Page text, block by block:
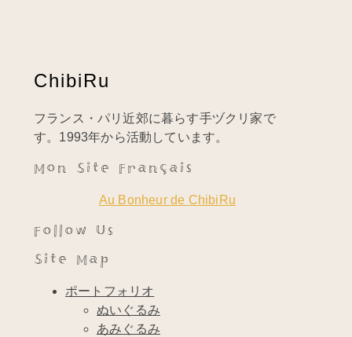
ChibiRu
フランス・パリ近郊に暮らす手ヅクリ家で
す。1993年から活動しています。
Mon Site Français
Au Bonheur de ChibiRu
Follow Us
Site Map
ポートフォリオ
ぬいぐるみ
あみぐるみ